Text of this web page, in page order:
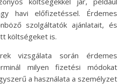
havi előfizetéssel. Érdemes
szolgáltatók ajánlatait, és
költségeket is.
vizsgálata során érdemes
milyen fizetési módokat
a használata a személyzet